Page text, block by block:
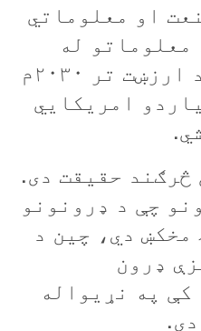
او معلوماتي
له
مخې، د دغه اقتصاد ارزښت تر ۲۰۳۰م
۱۴۰ ميلياردو امريکايي
څرګند حقيقت دی.
چې د ډرونونو
مخکښ دي، چين د
ډرون
په نړيواله